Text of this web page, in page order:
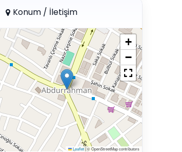
Konum / İletişim
+
−
Leaflet|© OpenStreetMap contributors